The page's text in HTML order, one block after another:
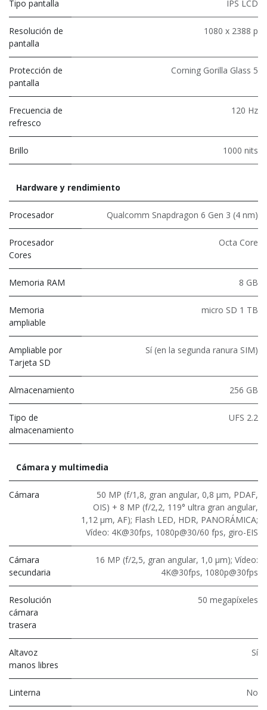
Tipo pantalla IPS LCD
Resolución de
pantalla
1080 x 2388 p
Protección de
pantalla
Corning Gorilla Glass 5
Frecuencia de
refresco
120 Hz
Brillo 1000 nits
Hardware y rendimiento
Procesador Qualcomm Snapdragon 6 Gen 3 (4 nm)
Procesador
Cores
Octa Core
Memoria RAM 8 GB
Memoria
ampliable
micro SD 1 TB
Ampliable por
Tarjeta SD
Sí (en la segunda ranura SIM)
Almacenamiento 256 GB
Tipo de
almacenamiento
UFS 2.2
Cámara y multimedia
Cámara
50 MP (f/1,8, gran angular, 0,8 μm, PDAF,
OIS) + 8 MP (f/2,2, 119° ultra gran angular,
1,12 μm, AF); Flash LED, HDR, PANORÁMICA;
Vídeo: 4K@30fps, 1080p@30/60 fps, giro-EIS
Cámara
secundaria
16 MP (f/2,5, gran angular, 1,0 μm); Vídeo:
4K@30fps, 1080p@30fps
Resolución
cámara
trasera
50 megapíxeles
Altavoz
manos libres
Sí
Linterna No